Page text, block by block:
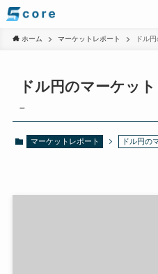
ホーム マーケットレポート ドル
ドル円のマーケッ
–
マーケットレポート ドル円の